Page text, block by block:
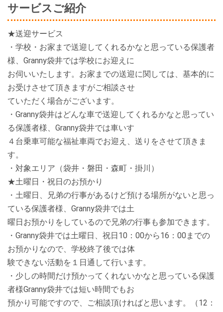
サービスご紹介
★送迎サービス
・学校・お家まで送迎してくれるかなと思っている保護者
様、Granny袋井では学校にお迎えに
お伺いいたします。お家までの送迎に関しては、基本的に
お受けさせて頂きますがご相談させ
ていただく場合がございます。
・Granny袋井はどんな車で送迎してくれるかなと思ってい
る保護者様、Granny袋井では車いす
４台乗車可能な福祉車両でお迎え、送りをさせて頂きま
す。
・対象エリア（袋井・磐田・森町・掛川）
★土曜日・祝日のお預かり
・土曜日、兄弟の行事があるけど預ける場所がないと思っ
ている保護者様、Granny袋井では土
曜日お預かりをしているので兄弟の行事も参加できます。
・Granny袋井では土曜日、祝日10：00から16：00までの
お預かりなので、学校終了後では体
験できない活動を１日通して行います。
・少しの時間だけ預かってくれないかなと思っている保護
者様Granny袋井では短い時間でもお
預かり可能ですので、ご相談頂ければと思います。（12：